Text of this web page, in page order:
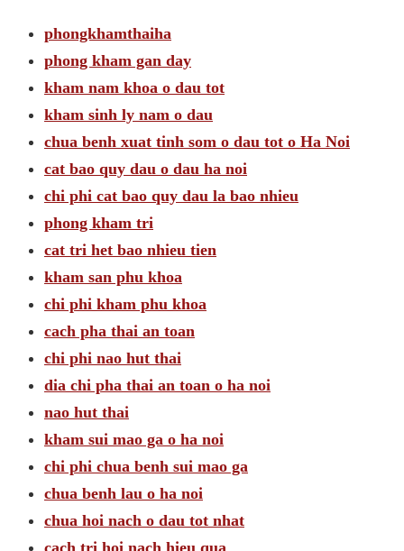
phongkhamthaiha
phong kham gan day
kham nam khoa o dau tot
kham sinh ly nam o dau
chua benh xuat tinh som o dau tot o Ha Noi
cat bao quy dau o dau ha noi
chi phi cat bao quy dau la bao nhieu
phong kham tri
cat tri het bao nhieu tien
kham san phu khoa
chi phi kham phu khoa
cach pha thai an toan
chi phi nao hut thai
dia chi pha thai an toan o ha noi
nao hut thai
kham sui mao ga o ha noi
chi phi chua benh sui mao ga
chua benh lau o ha noi
chua hoi nach o dau tot nhat
cach tri hoi nach hieu qua